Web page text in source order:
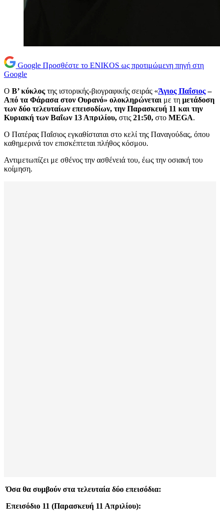
Google Προσθέστε το ENIKOS ως προτιμώμενη πηγή στη
Google
Ο Β’ κύκλος της ιστορικής-βιογραφικής σειράς «Άγιος Παΐσιος–
Από τα Φάρασα στον Ουρανό» ολοκληρώνεται με τη μετάδοση
των δύο τελευταίων επεισοδίων, την Παρασκευή 11 και την
Κυριακή των Βαΐων 13 Απριλίου, στις 21:50, στο MEGA.
Ο Πατέρας Παΐσιος εγκαθίσταται στο κελί της Παναγούδας, όπου
καθημερινά τον επισκέπτεται πλήθος κόσμου.
Αντιμετωπίζει με σθένος την ασθένειά του, έως την οσιακή του
κοίμηση.
Όσα θα συμβούν στα τελευταία δύο επεισόδια:
Επεισόδιο 11 (Παρασκευή 11 Απριλίου):